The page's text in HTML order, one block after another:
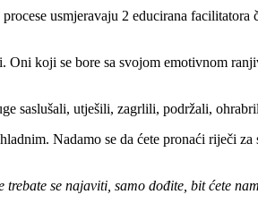
usmjeravaju 2 educirana
koji se bore sa svojom emotivnom
saslušali, utješili, zagrlili, podržali,
Nadamo se da ćete pronaći riječi
se najaviti, samo dođite, bit ćete